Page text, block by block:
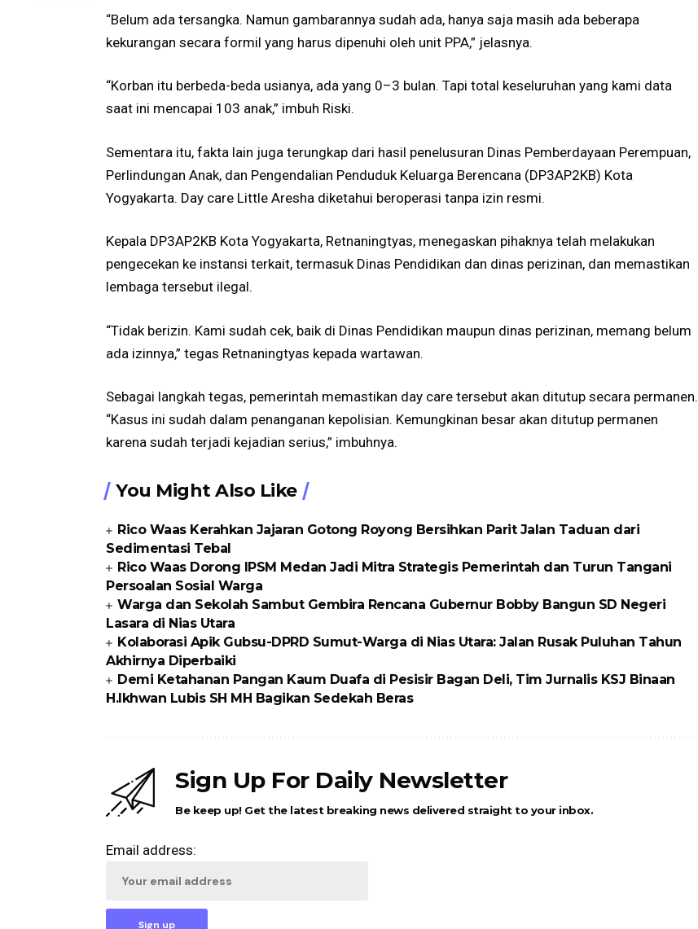
“Belum ada tersangka. Namun gambarannya sudah ada, hanya saja masih ada beberapa
kekurangan secara formil yang harus dipenuhi oleh unit PPA,” jelasnya.
“Korban itu berbeda-beda usianya, ada yang 0–3 bulan. Tapi total keseluruhan yang kami data
saat ini mencapai 103 anak,” imbuh Riski.
Sementara itu, fakta lain juga terungkap dari hasil penelusuran Dinas Pemberdayaan Perempuan,
Perlindungan Anak, dan Pengendalian Penduduk Keluarga Berencana (DP3AP2KB) Kota
Yogyakarta. Day care Little Aresha diketahui beroperasi tanpa izin resmi.
Kepala DP3AP2KB Kota Yogyakarta, Retnaningtyas, menegaskan pihaknya telah melakukan
pengecekan ke instansi terkait, termasuk Dinas Pendidikan dan dinas perizinan, dan memastikan
lembaga tersebut ilegal.
“Tidak berizin. Kami sudah cek, baik di Dinas Pendidikan maupun dinas perizinan, memang belum
ada izinnya,” tegas Retnaningtyas kepada wartawan.
Sebagai langkah tegas, pemerintah memastikan day care tersebut akan ditutup secara permanen.
“Kasus ini sudah dalam penanganan kepolisian. Kemungkinan besar akan ditutup permanen
karena sudah terjadi kejadian serius,” imbuhnya.
You Might Also Like
Rico Waas Kerahkan Jajaran Gotong Royong Bersihkan Parit Jalan Taduan dari
Sedimentasi Tebal
Rico Waas Dorong IPSM Medan Jadi Mitra Strategis Pemerintah dan Turun Tangani
Persoalan Sosial Warga
Warga dan Sekolah Sambut Gembira Rencana Gubernur Bobby Bangun SD Negeri
Lasara di Nias Utara
Kolaborasi Apik Gubsu-DPRD Sumut-Warga di Nias Utara: Jalan Rusak Puluhan Tahun
Akhirnya Diperbaiki
Demi Ketahanan Pangan Kaum Duafa di Pesisir Bagan Deli, Tim Jurnalis KSJ Binaan
H.Ikhwan Lubis SH MH Bagikan Sedekah Beras
Sign Up For Daily Newsletter
Be keep up! Get the latest breaking news delivered straight to your inbox.
Email address: